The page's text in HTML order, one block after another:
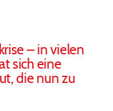
– in vielen
sich eine
die nun zu